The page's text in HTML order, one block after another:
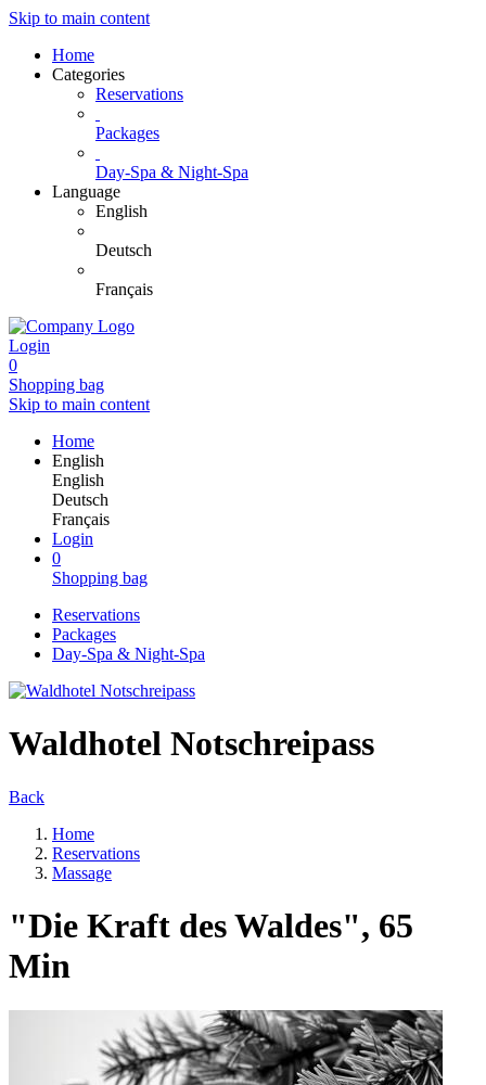
Skip to main content
Home
Categories
Reservations
Packages
Day-Spa & Night-Spa
Language
English
Deutsch
Français
Login
0
Shopping bag
Skip to main content
Home
English
English
Deutsch
Français
Login
0
Shopping bag
Reservations
Packages
Day-Spa & Night-Spa
Waldhotel Notschreipass
Back
Home
Reservations
Massage
"Die Kraft des Waldes", 65
Min